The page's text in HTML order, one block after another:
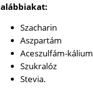
alábbiakat:
Szacharin
Aszpartám
Aceszulfám-kálium
Szukralóz
Stevia.